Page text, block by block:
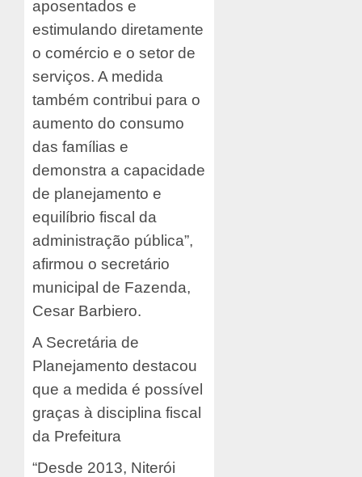
aposentados e
estimulando diretamente
o comércio e o setor de
serviços. A medida
também contribui para o
aumento do consumo
das famílias e
demonstra a capacidade
de planejamento e
equilíbrio fiscal da
administração pública”,
afirmou o secretário
municipal de Fazenda,
Cesar Barbiero.
A Secretária de
Planejamento destacou
que a medida é possível
graças à disciplina fiscal
da Prefeitura
“Desde 2013, Niterói